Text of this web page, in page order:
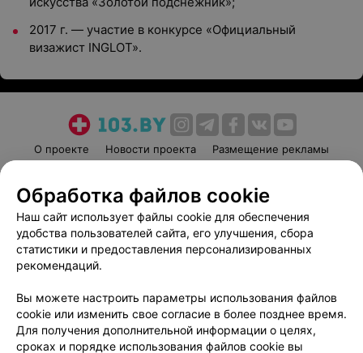
2017 г. — участие в конкурсе «Официальный
визажист INGLOT».
О проекте Новости проекта
Размещение рекламы
Пользовательское соглашение
Способы оплаты
Вакансии
Партнеры
Написать руководителю 103.by
Обработка персональных данных
Обработка файлов cookie
Наш сайт использует файлы cookie для обеспечения
удобства пользователей сайта, его улучшения, сбора
статистики и предоставления персонализированных
рекомендаций.
Вы можете настроить параметры использования файлов
cookie или изменить свое согласие в более позднее время.
Для получения дополнительной информации о целях,
сроках и порядке использования файлов cookie вы